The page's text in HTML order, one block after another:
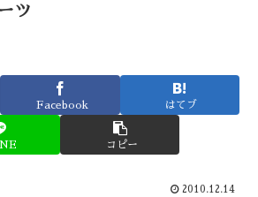
ツ
Facebook はてブ
コピー
2010.12.14